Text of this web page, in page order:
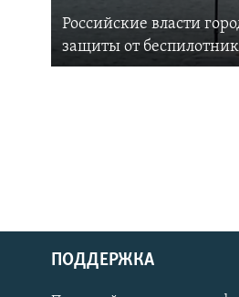
Российские власти
защиты от
ПОДДЕРЖКА